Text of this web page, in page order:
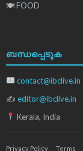
🍽 FOOD
ബന്ധപ്പെടുക
contact@ibclive.in
✍ editor@ibclive.in
Kerala, India
Privacy Policy Terms